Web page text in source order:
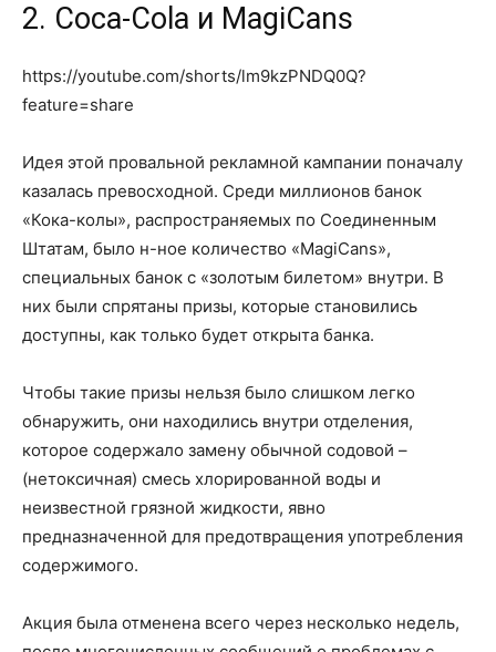
2. Coca-Cola и MagiCans
https://youtube.com/shorts/lm9kzPNDQ0Q?
feature=share
Идея этой провальной рекламной кампании поначалу
казалась превосходной. Среди миллионов банок
«Кока-колы», распространяемых по Соединенным
Штатам, было н-ное количество «MagiCans»,
специальных банок с «золотым билетом» внутри. В
них были спрятаны призы, которые становились
доступны, как только будет открыта банка.
Чтобы такие призы нельзя было слишком легко
обнаружить, они находились внутри отделения,
которое содержало замену обычной содовой –
(нетоксичная) смесь хлорированной воды и
неизвестной грязной жидкости, явно
предназначенной для предотвращения употребления
содержимого.
Акция была отменена всего через несколько недель,